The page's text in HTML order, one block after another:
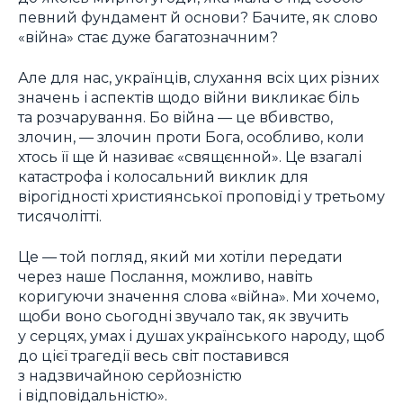
певний фундамент й основи? Бачите, як слово
«війна» стає дуже багатозначним?
Але для нас, українців, слухання всіх цих різних
значень і аспектів щодо війни викликає біль
та розчарування. Бо війна — це вбивство,
злочин, — злочин проти Бога, особливо, коли
хтось її ще й називає «свящєнной». Це взагалі
катастрофа і колосальний виклик для
вірогідності християнської проповіді у третьому
тисячолітті.
Це — той погляд, який ми хотіли передати
через наше Послання, можливо, навіть
коригуючи значення слова «війна». Ми хочемо,
щоби воно сьогодні звучало так, як звучить
у серцях, умах і душах українського народу, щоб
до цієї трагедії весь світ поставився
з надзвичайною серйозністю
і відповідальністю».